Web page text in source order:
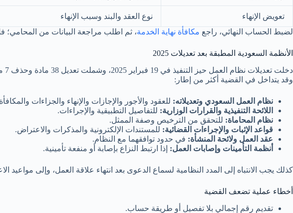
تعويض الإنهاء نوع العقد والبند وسبب الإنهاء
لضبط الحساب النهائي، راجع مكافأة نهاية الخدمة، ثم اطلب مراجعة البيانات من المحامي؛
الأنظمة السعودية المطبقة بعد تعديلات 2025
وقد يتداخل في القضية أكثر من إطار:
نظام العمل السعودي وتعديلاته: للعقود والأجور والإجازات والإنهاء والجزاءات
اللائحة التنفيذية والقرارات الوزارية: للتفاصيل التطبيقية والإجراءات.
نظام المحاماة: للتحقق من الترخيص وصفة الممثل.
قواعد الإثبات والإجراءات القضائية: للمستندات الإلكترونية والمذكرات والاعتراض.
عقد العمل ولائحة المنشأة: في حدود توافقهما مع النظام.
أنظمة التأمينات وإصابات العمل: إذا ارتبط النزاع بإصابة أو منفعة تأمينية.
كذلك يجب الانتباه إلى المدد النظامية لسماع الدعوى بعد انتهاء علاقة العمل، وإلى مواعيد
أخطاء عملية تضعف القضية
تقديم رقم إجمالي بلا تفصيل أو طريقة حساب.